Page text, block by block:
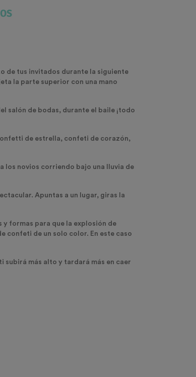
de tus invitados durante la siguiente
la parte superior con una mano
salón de bodas, durante el baile ¡todo
de estrella, confeti de corazón,
los novios corriendo bajo una lluvia de
Apuntas a un lugar, giras la
y formas para que la explosión de
confeti de un solo color. En este caso
subirá más alto y tardará más en caer